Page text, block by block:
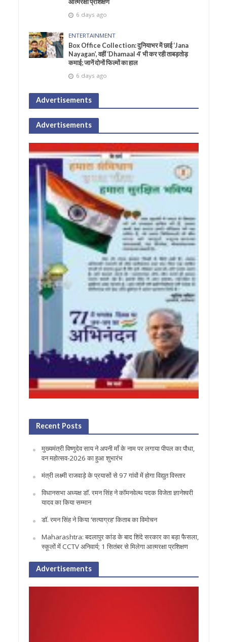
आत्मरक्षा प्रशिक्षण
6 days ago
ENTERTAINMENT
Box Office Collection: दुनियाभर में छाई ‘Jana
Nayagan’, वहीं ‘Dhamaal 4’ भी कर रही ताबड़तोड़
कमाई; जानें दोनों फिल्मों का हाल
6 days ago
Advertisements
Advertisements
Recent Posts
मुख्यमंत्री विष्णुदेव साय ने अपनी माँ के नाम पर लगाया पीपल का पौधा,
वन महोत्सव-2026 का हुआ शुभारंभ
मंत्री लक्ष्मी राजवाड़े के प्रयासों से 97 गांवों में होगा विद्युत विस्तार
विधानसभा अध्यक्ष डॉ. रमन सिंह ने कॉमनवेल्थ पदक विजेता ज्ञानेश्वरी
यादव का किया सम्मान
डॉ. रमन सिंह ने किया ‘सत्याग्रह‘ किताब का विमोचन
Maharashtra: बदलापुर कांड के बाद शिंदे सरकार का बड़ा फैसला,
स्कूलों में CCTV अनिवार्य; 1 सितंबर से मिलेगा आत्मरक्षा प्रशिक्षण
Advertisements